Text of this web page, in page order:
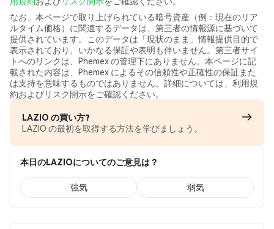
なお、本ページで取り上げられている暗号資産（例：現在のリア
ルタイム価格）に関連するデータは、第三者の情報源に基づいて
提供されています。このデータは「現状のまま」情報提供目的で
表示されており、いかなる保証や表明も伴いません。第三者サイ
トへのリンクは、Phemex の管理下にありません。本ページに記
載された内容は、Phemex によるその信頼性や正確性の保証また
は支持を意味するものではありません。詳細については、利用規
約およびリスク開示をご確認ください。
LAZIO の買い方?
LAZIO の最初を取得する方法を学びましょう。
本日のLAZIOについてのご意見は？
強気 弱気